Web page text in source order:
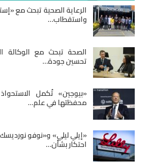
الرعاية الصحية تبحث مع
واستقطاب…
الصحة تبحث مع الوكالة
تحسين جودة…
«بيوجين» تُكمل الاستحواذ
محفظتها في علم…
«إيلي ليلي» و«نوفو
احتكار بشأن…